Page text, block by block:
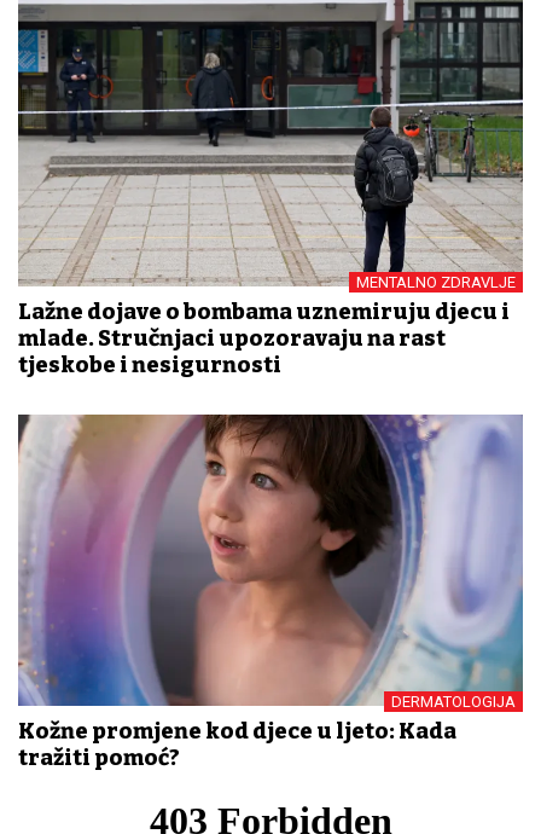
MENTALNO ZDRAVLJE
Lažne dojave o bombama uznemiruju djecu i
mlade. Stručnjaci upozoravaju na rast
tjeskobe i nesigurnosti
DERMATOLOGIJA
Kožne promjene kod djece u ljeto: Kada
tražiti pomoć?